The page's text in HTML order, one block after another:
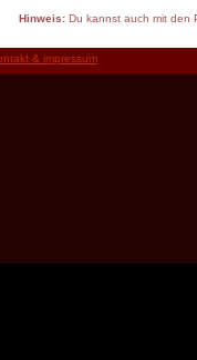
Hinweis:Du kannst auch mit den
& impressum